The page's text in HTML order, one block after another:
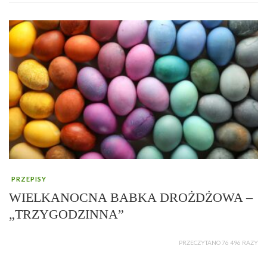
PRZEPISY
WIELKANOCNA BABKA DROŻDŻOWA –
„TRZYGODZINNA”
PRZECZYTANO 76 496 RAZY